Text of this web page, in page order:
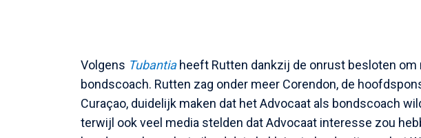
Volgens Tubantiaheeft Rutten dankzij de onrust besloten om
bondscoach. Rutten zag onder meer Corendon, de
Curaçao, duidelijk maken dat het Advocaat als bondscoach
terwijl ook veel media stelden dat Advocaat interesse zou